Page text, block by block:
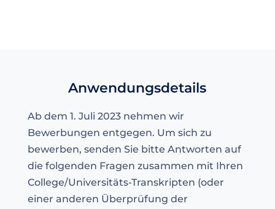
Anwendungsdetails
Ab dem 1. Juli 2023 nehmen wir
Bewerbungen entgegen. Um sich zu
bewerben, senden Sie bitte Antworten auf
die folgenden Fragen zusammen mit Ihren
College/Universitäts-Transkripten (oder
einer anderen Überprüfung der